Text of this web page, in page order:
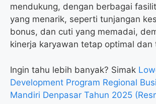
mendukung, dengan berbagai
yang menarik, seperti tunjangan
bonus, dan cuti yang memadai,
kinerja karyawan tetap optimal dan
Ingin tahu lebih banyak? Simak
Development Program Regional
Mandiri Denpasar Tahun 2025